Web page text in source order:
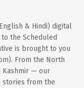
& Hindi) digital
the Scheduled
is brought to you
From the North
Kashmir — our
stories from the